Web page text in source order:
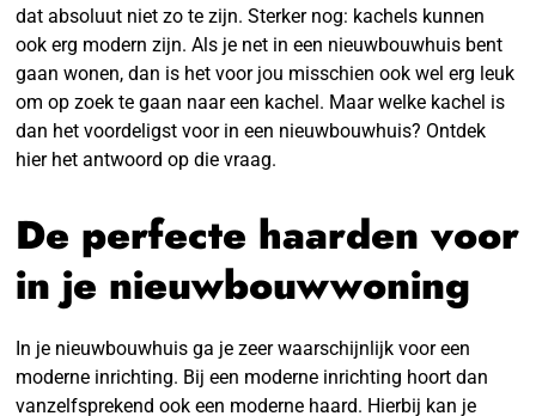
dat absoluut niet zo te zijn. Sterker nog: kachels kunnen
ook erg modern zijn. Als je net in een nieuwbouwhuis bent
gaan wonen, dan is het voor jou misschien ook wel erg leuk
om op zoek te gaan naar een kachel. Maar welke kachel is
dan het voordeligst voor in een nieuwbouwhuis? Ontdek
hier het antwoord op die vraag.
De perfecte haarden voor
in je nieuwbouwwoning
In je nieuwbouwhuis ga je zeer waarschijnlijk voor een
moderne inrichting. Bij een moderne inrichting hoort dan
vanzelfsprekend ook een moderne haard. Hierbij kan je